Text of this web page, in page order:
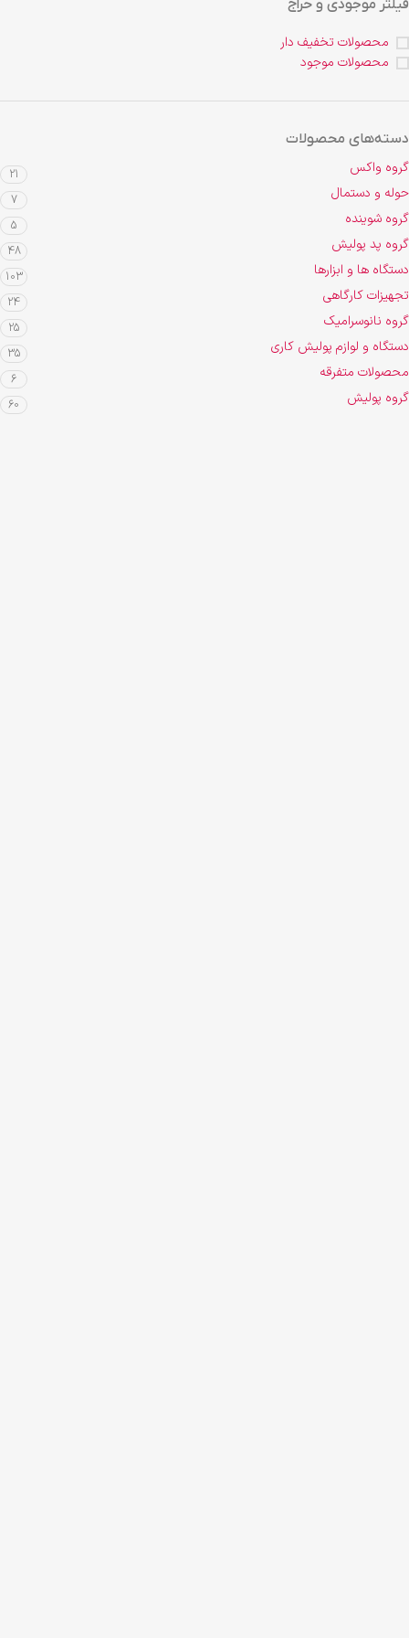
فیلتر موجودی و حراج
محصولات تخفیف دار
محصولات موجود
دسته‌های محصولات
گروه واکس 21
حوله و دستمال 7
گروه شوینده 5
گروه پد پولیش 48
دستگاه ها و ابزارها 103
تجهیزات کارگاهی 24
گروه نانوسرامیک 25
دستگاه و لوازم پولیش کاری 35
محصولات متفرقه 6
گروه پولیش 60